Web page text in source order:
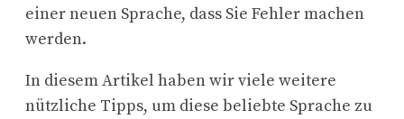
einer neuen Sprache, dass Sie Fehler machen
werden.
In diesem Artikel haben wir viele weitere
nützliche Tipps, um diese beliebte Sprache zu